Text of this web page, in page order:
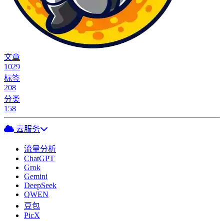
文章
1029
标签
208
分类
158
云服务
流量分析
ChatGPT
Grok
Gemini
DeepSeek
QWEN
豆包
PicX